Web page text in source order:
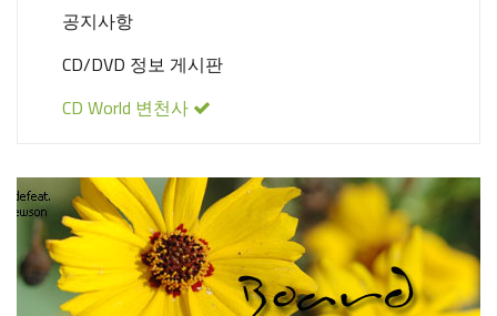
공지사항
CD/DVD 정보 게시판
CD World 변천사